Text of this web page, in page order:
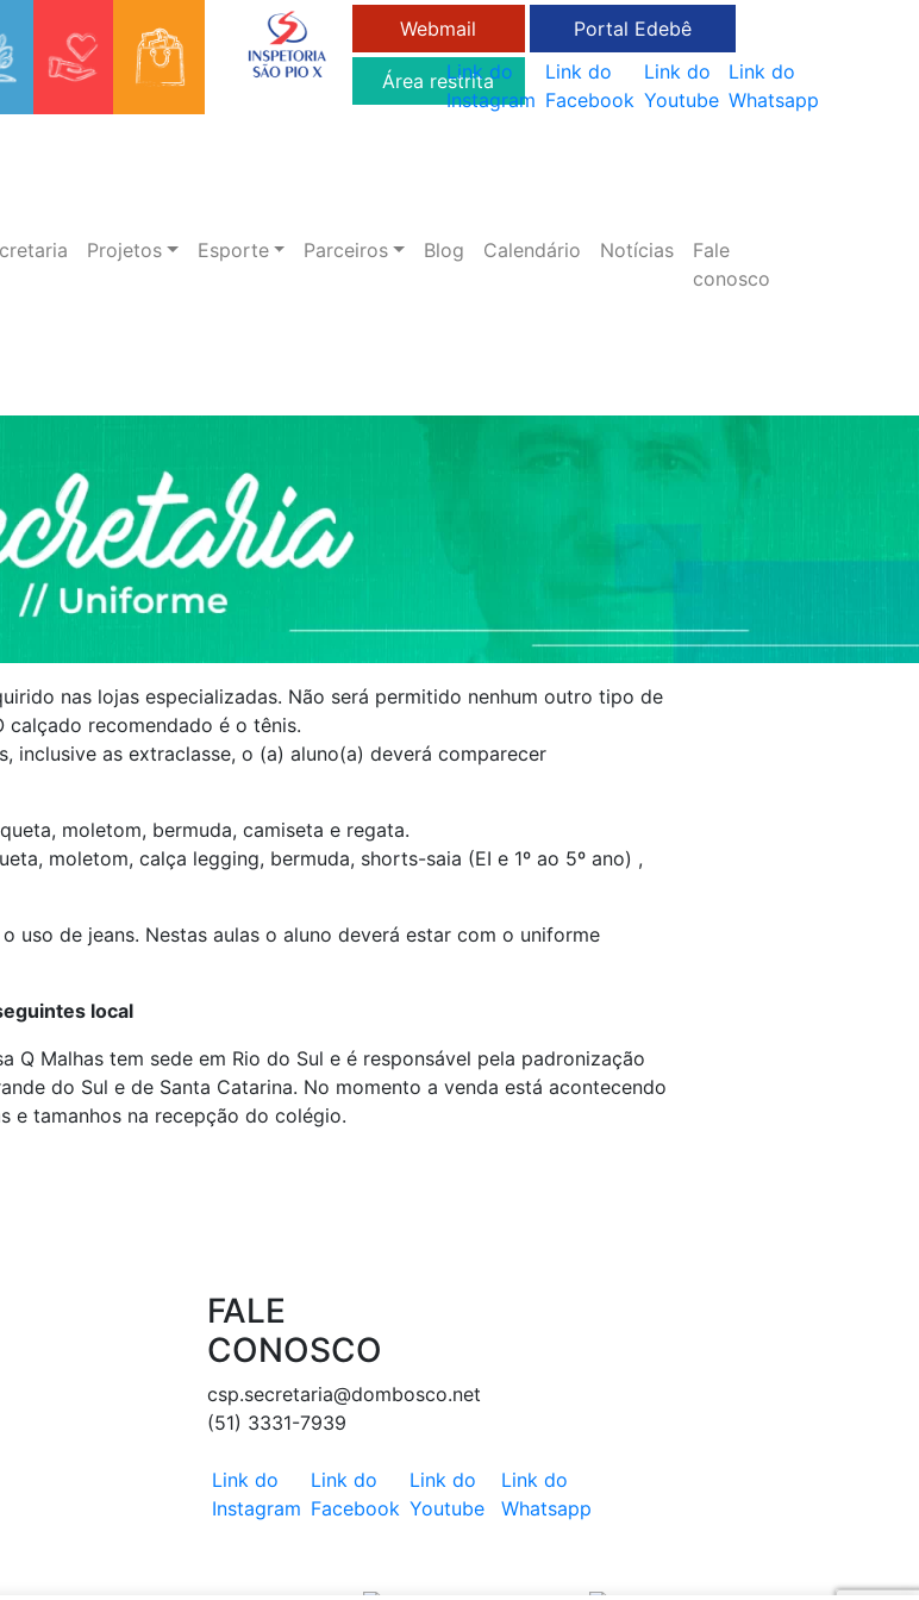
Webmail
Área restrita
Portal Edebê
Link do
Instagram
Link do
Facebook
Link do
Youtube
Link do
Whatsapp
Projetos Esporte Parceiros Blog Calendário Notícias
Fale
conosco
nas lojas especializadas. Não será permitido nenhum outro tipo de
calçado recomendado é o tênis.
inclusive as extraclasse, o (a) aluno(a) deverá comparecer
moletom, bermuda, camiseta e regata.
moletom, calça legging, bermuda, shorts-saia (EI e 1º ao 5º ano) ,
uso de jeans. Nestas aulas o aluno deverá estar com o uniforme
local
Q Malhas tem sede em Rio do Sul e é responsável pela padronização
do Sul e de Santa Catarina. No momento a venda está acontecendo
e tamanhos na recepção do colégio.
FALE
CONOSCO
csp.secretaria@dombosco.net
(51) 3331-7939
Link do
Instagram
Link do
Facebook
Link do
Youtube
Link do
Whatsapp